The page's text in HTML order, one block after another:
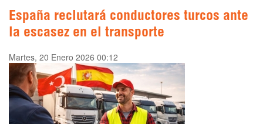
España reclutará conductores turcos ante
la escasez en el transporte
Martes, 20 Enero 2026 00:12